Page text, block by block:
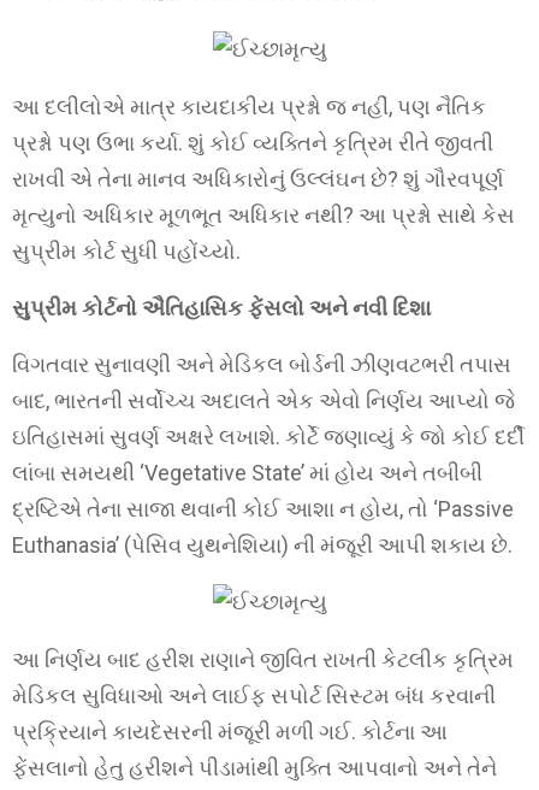
આ દલીલોએ માત્ર કાયદાકીય પ્રશ્નો જ નહીં, પણ નૈતિક
પ્રશ્નો પણ ઉભા કર્યા. શું કોઈ વ્યક્તિને કૃત્રિમ રીતે જીવતી
રાખવી એ તેના માનવ અધિકારોનું ઉલ્લંઘન છે? શું ગૌરવપૂર્ણ
મૃત્યુનો અધિકાર મૂળભૂત અધિકાર નથી? આ પ્રશ્નો સાથે કેસ
સુપ્રીમ કોર્ટ સુધી પહોંચ્યો.
સુપ્રીમ કોર્ટનો ઐતિહાસિક ફેંસલો અને નવી દિશા
વિગતવાર સુનાવણી અને મેડિકલ બોર્ડની ઝીણવટભરી તપાસ
બાદ, ભારતની સર્વોચ્ચ અદાલતે એક એવો નિર્ણય આપ્યો જે
ઇતિહાસમાં સુવર્ણ અક્ષરે લખાશે. કોર્ટે જણાવ્યું કે જો કોઈ દર્દી
લાંબા સમયથી ‘Vegetative State’ માં હોય અને તબીબી
દ્રષ્ટિએ તેના સાજા થવાની કોઈ આશા ન હોય, તો ‘Passive
Euthanasia’ (પેસિવ યુથનેશિયા) ની મંજૂરી આપી શકાય છે.
આ નિર્ણય બાદ હરીશ રાણાને જીવિત રાખતી કેટલીક કૃત્રિમ
મેડિકલ સુવિધાઓ અને લાઈફ સપોર્ટ સિસ્ટમ બંધ કરવાની
પ્રક્રિયાને કાયદેસરની મંજૂરી મળી ગઈ. કોર્ટના આ
ફેંસલાનો હેતુ હરીશને પીડામાંથી મુક્તિ આપવાનો અને તેને